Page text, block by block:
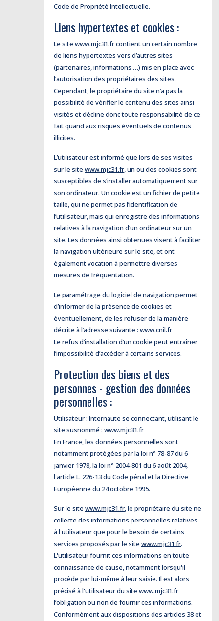
Code de Propriété Intellectuelle.
Liens hypertextes et cookies :
Le site www.mjc31.frcontient un certain nombre
de liens hypertextes vers d’autres sites
(partenaires, informations …) mis en place avec
l’autorisation des propriétaires des sites.
Cependant, le propriétaire du site n’a pas la
possibilité de vérifier le contenu des sites ainsi
visités et décline donc toute responsabilité de ce
fait quand aux risques éventuels de contenus
illicites.
L’utilisateur est informé que lors de ses visites
sur le site www.mjc31.fr, un ou des cookies sont
susceptibles de s’installer automatiquement sur
son ordinateur. Un cookie est un fichier de petite
taille, qui ne permet pas l’identification de
l’utilisateur, mais qui enregistre des informations
relatives à la navigation d’un ordinateur sur un
site. Les données ainsi obtenues visent à faciliter
la navigation ultérieure sur le site, et ont
également vocation à permettre diverses
mesures de fréquentation.
Le paramétrage du logiciel de navigation permet
d’informer de la présence de cookies et
éventuellement, de les refuser de la manière
décrite à l’adresse suivante : www.cnil.fr
Le refus d’installation d’un cookie peut entraîner
l’impossibilité d’accéder à certains services.
Protection des biens et des
personnes - gestion des données
personnelles :
Utilisateur : Internaute se connectant, utilisant le
site susnommé : www.mjc31.fr
En France, les données personnelles sont
notamment protégées par la loi n° 78-87 du 6
janvier 1978, la loi n° 2004-801 du 6 août 2004,
l'article L. 226-13 du Code pénal et la Directive
Européenne du 24 octobre 1995.
Sur le site www.mjc31.fr, le propriétaire du site ne
collecte des informations personnelles relatives
à l'utilisateur que pour le besoin de certains
services proposés par le site www.mjc31.fr.
L'utilisateur fournit ces informations en toute
connaissance de cause, notamment lorsqu'il
procède par lui-même à leur saisie. Il est alors
précisé à l'utilisateur du site www.mjc31.fr
l’obligation ou non de fournir ces informations.
Conformément aux dispositions des articles 38 et